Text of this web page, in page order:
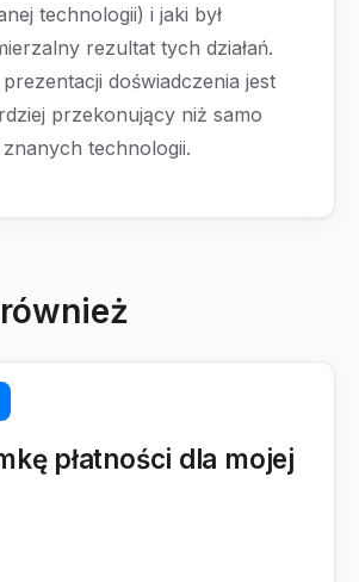
technologii) i jaki był
rezultat tych działań.
doświadczenia jest
przekonujący niż samo
technologii.
płatności dla mojej